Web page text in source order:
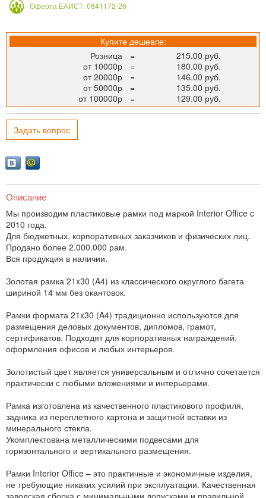
Оферта ЕАИСТ: 0841172-26
Купите дешевле:
Розница
=
215.00 руб.
от 10000р
=
180.00 руб.
от 20000р
=
146.00 руб.
от 50000р
=
135.00 руб.
от 100000р
= 129.00 руб.
Задать вопрос
Описание
Мы производим пластиковые рамки под маркой Interior Office c
2010 года.
Для бюджетных, корпоративных заказчиков и физических лиц.
Продано более 2.000.000 рам.
Вся продукция в наличии.
Золотая рамка 21x30 (A4) из классического округлого багета
шириной 14 мм без окантовок.
Рамки формата 21x30 (A4) традиционно используются для
размещения деловых документов, дипломов, грамот,
сертификатов. Подходят для корпоративных награждений,
оформления офисов и любых интерьеров.
Золотистый цвет является универсальным и отлично сочетается
практически с любыми вложениями и интерьерами.
Рамка изготовлена из качественного пластикового профиля,
задника из переплетного картона и защитной вставки из
минерального стекла.
Укомплектована металлическими подвесами для
горизонтального и вертикального размещения.
Рамки Interior Office – это практичные и экономичные изделия,
не требующие никаких усилий при эксплуатации. Качественная